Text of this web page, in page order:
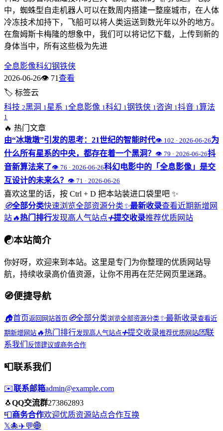
中，蜘蛛型自走机器人可以在数周内搭建一整座城市，在人体
冷冻技术加持下，飞船可以将人类运送到数光年以外的地方。
在詹姆斯卡梅隆的想象中，我们可以将记忆下载，上传到新的
身体当中，所有这些极为先进
全息影像科幻钢铁侠
2026-06-26👁 71查看
🏷 标签云
科技 2黑洞 1星系 1全息影像 1科幻 1钢铁侠 1咨询 1抖音 1算法
1
🔥 热门文章
由“冰墩墩”引发的思考：21世纪的智能时代👁 102 · 2026-06-26为
什么所有星系的中央，都存在着一个黑洞？ 👁 79 · 2026-06-26抖
音新算法来了👁 76 · 2026-06-26科幻电影中的「全息影像」是交
互设计的未来么？ 👁 71 · 2026-06-26
喜欢这里的话，按 Ctrl + D 把本站装进口袋里吧 ✨
🧭全部分类快速浏览全部资源分类✨最新收录查看近期新增网
站🔥热门排行发现高人气站点➕提交收录推荐优质网站
☯本站简介
你好呀，欢迎来到本站。这里是专门为你整理的优质网站导
航，持续收录高价值资源，让你不用再在茫茫网页里迷路。
🧭便捷导航
🏠首页返回网站首页 🧭全部分类浏览全部资源分类✨最新收录查看近
期新增网站 🔥热门排行发现高人气站点➕提交收录推荐优质网站💌联
系我们 反馈建议或商务合作
📮联系我们
✉️联系邮箱admin@example.com
🐧QQ交流群273862893
📮商务合作欢迎优质资源站点合作互换
𝕏🐙✈️💬🌐